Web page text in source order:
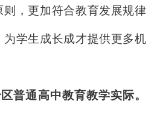
，更加符合教育发展规律
学生成长成才提供更多机
普通高中教育教学实际。